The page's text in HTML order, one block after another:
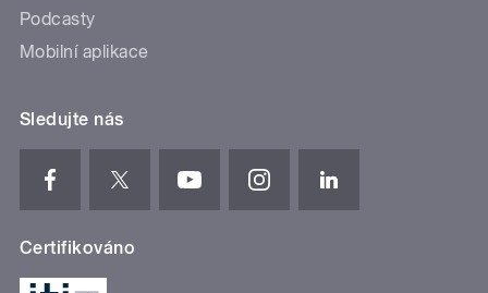
Podcasty
Mobilní aplikace
Sledujte nás
Certifikováno